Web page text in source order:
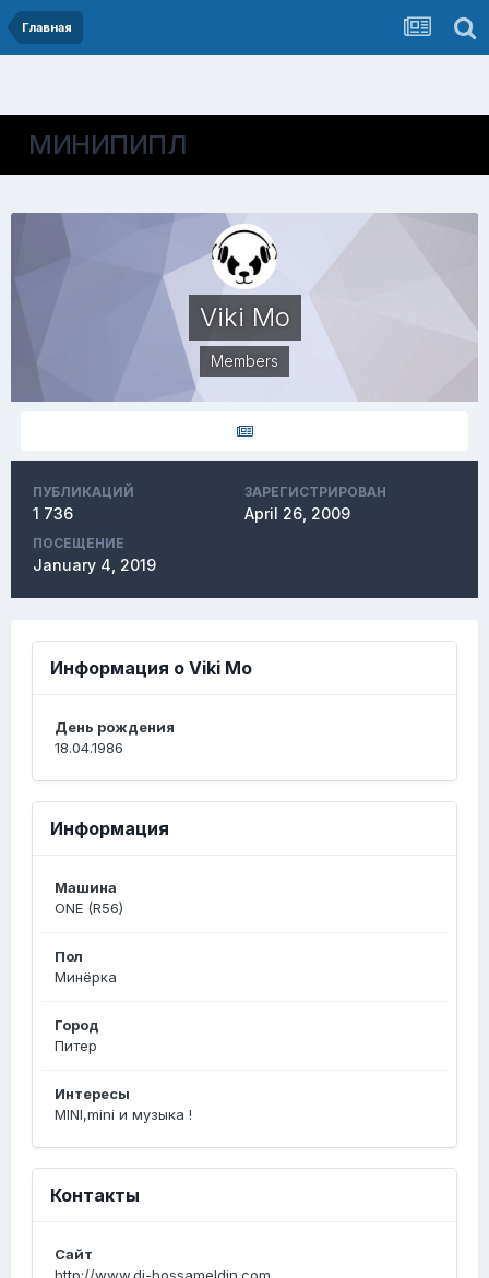
Главная
МИНИПИПЛ
Viki Mo
Members
ПУБЛИКАЦИЙ
1 736
ЗАРЕГИСТРИРОВАН
April 26, 2009
ПОСЕЩЕНИЕ
January 4, 2019
Информация о Viki Mo
День рождения
18.04.1986
Информация
Машина
ONE (R56)
Пол
Минёрка
Город
Питер
Интересы
MINI,mini и музыка !
Контакты
Сайт